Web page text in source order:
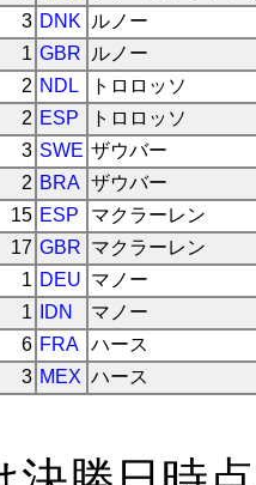
3 DNK
ルノー
1 GBR
ルノー
2 NDL
トロロッソ
2 ESP
トロロッソ
3 SWE ザウバー
2 BRA ザウバー
15 ESP
マクラーレン
17 GBR マクラーレン
1 DEU マノー
1 IDN
マノー
6 FRA ハース
3 MEX ハース